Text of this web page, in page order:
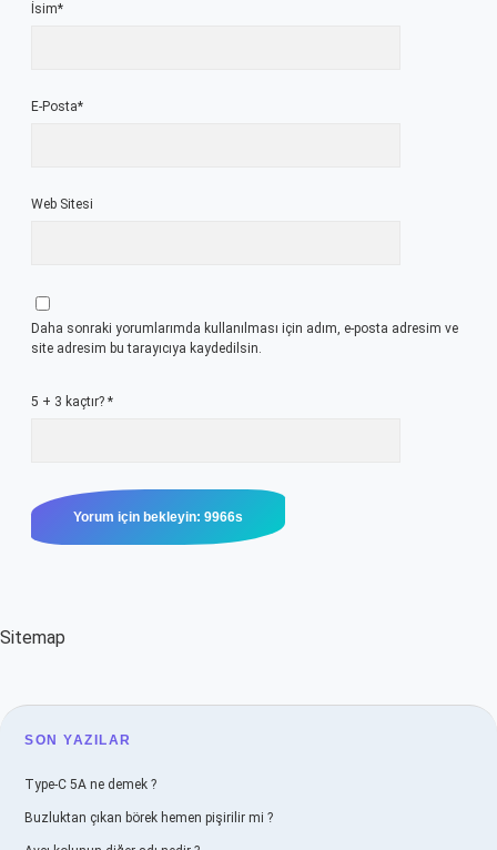
İsim*
E-Posta*
Web Sitesi
Daha sonraki yorumlarımda kullanılması için adım, e-posta adresim ve
site adresim bu tarayıcıya kaydedilsin.
5 + 3 kaçtır? *
Sitemap
SIDEBAR
SON YAZILAR
Type-C 5A ne demek ?
Buzluktan çıkan börek hemen pişirilir mi ?